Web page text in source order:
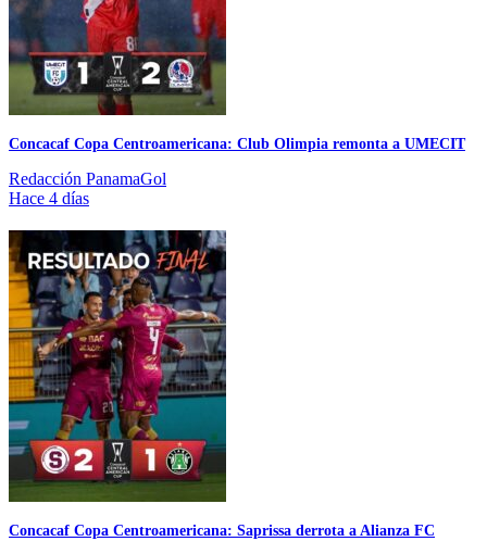
Concacaf Copa Centroamericana: Club Olimpia remonta a UMECIT
Redacción PanamaGol
Hace 4 días
Concacaf Copa Centroamericana: Saprissa derrota a Alianza FC